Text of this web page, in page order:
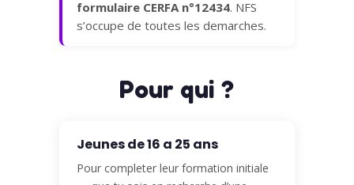
formulaire CERFA n°12434. NFS
s’occupe de toutes les demarches.
Pour qui ?
Jeunes de 16 a 25 ans
Pour completer leur formation initiale